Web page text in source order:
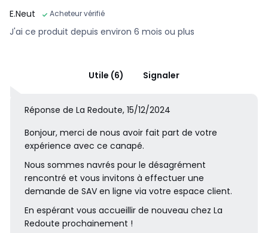
E.Neut
Acheteur vérifié
J'ai ce produit depuis environ 6 mois ou plus
Utile (6) Signaler
Réponse de La Redoute, 15/12/2024
Bonjour, merci de nous avoir fait part de votre
expérience avec ce canapé.
Nous sommes navrés pour le désagrément
rencontré et vous invitons à effectuer une
demande de SAV en ligne via votre espace client.
En espérant vous accueillir de nouveau chez La
Redoute prochainement !